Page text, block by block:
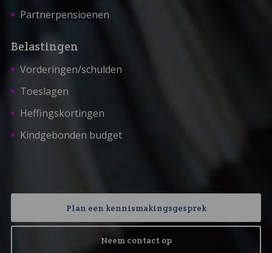
Partnerpensioenen
Belastingen
Vorderingen/schulden
Toeslagen
Heffingskortingen
Kindgebonden budget
Plan een kennismakingsgesprek
Neem contact op